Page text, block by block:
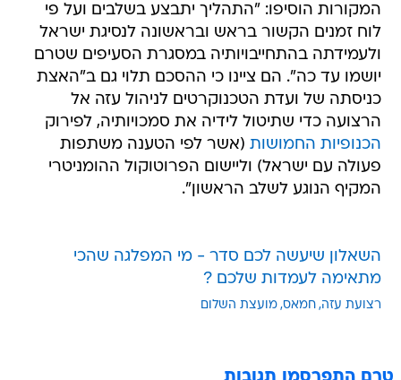
המקורות הוסיפו: "התהליך יתבצע בשלבים ועל פי
לוח זמנים הקשור בראש ובראשונה לנסיגת ישראל
ולעמידתה בהתחייבויותיה במסגרת הסעיפים שטרם
יושמו עד כה". הם ציינו כי ההסכם תלוי גם ב"האצת
כניסתה של ועדת הטכנוקרטים לניהול עזה אל
הרצועה כדי שתיטול לידיה את סמכויותיה, לפירוק
הכנופיות החמושות (אשר לפי הטענה משתפות
פעולה עם ישראל) וליישום הפרוטוקול ההומניטרי
המקיף הנוגע לשלב הראשון".
השאלון שיעשה לכם סדר - מי המפלגה שהכי
מתאימה לעמדות שלכם ?
רצועת עזה חמאס מועצת השלום